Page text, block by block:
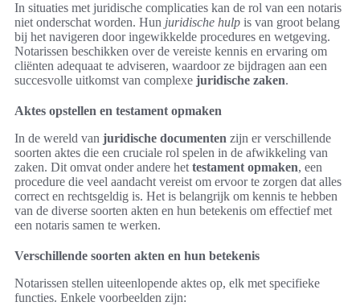
In situaties met juridische complicaties kan de rol van een notaris
niet onderschat worden. Hun juridische hulp is van groot belang
bij het navigeren door ingewikkelde procedures en wetgeving.
Notarissen beschikken over de vereiste kennis en ervaring om
cliënten adequaat te adviseren, waardoor ze bijdragen aan een
succesvolle uitkomst van complexe juridische zaken.
Aktes opstellen en testament opmaken
In de wereld van juridische documenten zijn er verschillende
soorten aktes die een cruciale rol spelen in de afwikkeling van
zaken. Dit omvat onder andere het testament opmaken, een
procedure die veel aandacht vereist om ervoor te zorgen dat alles
correct en rechtsgeldig is. Het is belangrijk om kennis te hebben
van de diverse soorten akten en hun betekenis om effectief met
een notaris samen te werken.
Verschillende soorten akten en hun betekenis
Notarissen stellen uiteenlopende aktes op, elk met specifieke
functies. Enkele voorbeelden zijn: